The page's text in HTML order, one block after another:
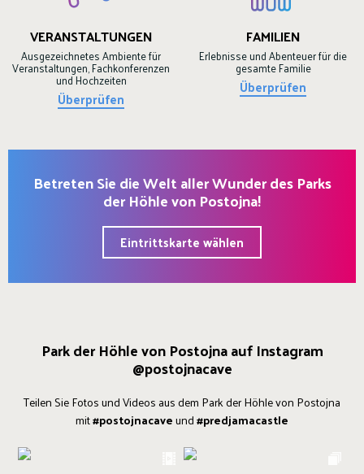
VERANSTALTUNGEN
Ausgezeichnetes Ambiente für
Veranstaltungen, Fachkonferenzen
und Hochzeiten
Überprüfen
FAMILIEN
Erlebnisse und Abenteuer für die
gesamte Familie
Überprüfen
Betreten Sie die Welt aller Wunder des Parks
der Höhle von Postojna!
Eintrittskarte wählen
Park der Höhle von Postojna auf Instagram
@postojnacave
Teilen Sie Fotos und Videos aus dem Park der Höhle von Postojna
mit#postojnacaveund#predjamacastle